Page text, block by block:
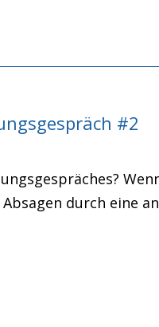
#2
durch eine